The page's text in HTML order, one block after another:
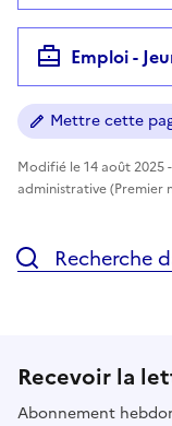
Emploi -
Mettre cette
Modifié le 14 août
administrative (Premier
Recherche
Recevoir la
Abonnement